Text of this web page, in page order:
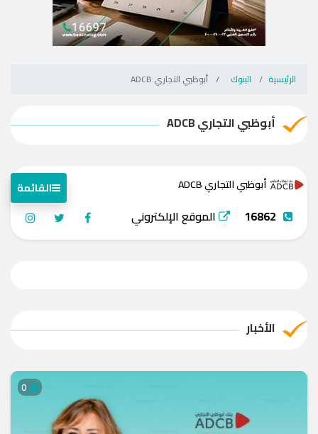
الرئيسية البنوك أبوظبي التجاري ADCB
أبوظبي التجاري ADCB
أبوظبي التجاري ADCB القائمة
16862 الموقع الإلكتروني
الأخبار